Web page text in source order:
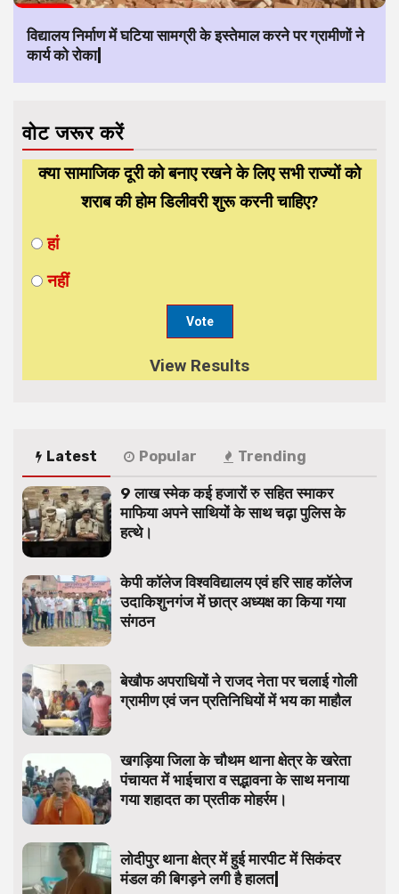
विद्यालय निर्माण में घटिया सामग्री के इस्तेमाल करने पर ग्रामीणों ने
कार्य को रोका|
वोट जरूर करें
क्या सामाजिक दूरी को बनाए रखने के लिए सभी राज्यों को
शराब की होम डिलीवरी शुरू करनी चाहिए?
हां
नहीं
View Results
Latest Popular Trending
9 लाख स्मेक कई हजारों रु सहित स्माकर
माफिया अपने साथियों के साथ चढ़ा पुलिस के
हत्थे।
केपी कॉलेज विश्वविद्यालय एवं हरि साह कॉलेज
उदाकिशुनगंज में छात्र अध्यक्ष का किया गया
संगठन
बेखौफ अपराधियों ने राजद नेता पर चलाई गोली
ग्रामीण एवं जन प्रतिनिधियों में भय का माहौल
खगड़िया जिला के चौथम थाना क्षेत्र के खरेता
पंचायत में भाईचारा व सद्भावना के साथ मनाया
गया शहादत का प्रतीक मोहर्रम।
लोदीपुर थाना क्षेत्र में हुई मारपीट में सिकंदर
मंडल की बिगड़ने लगी है हालत|